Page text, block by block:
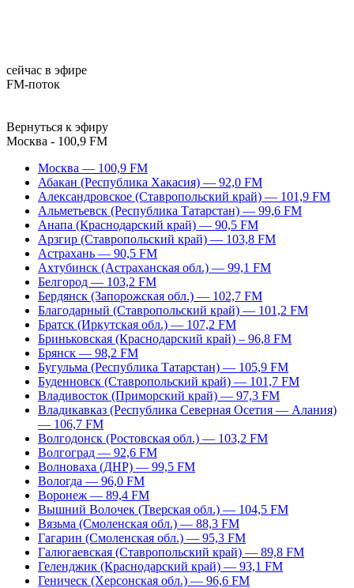
сейчас в эфире
FM-поток
Вернуться к эфиру
Москва - 100,9 FM
Москва — 100,9 FM
Абакан (Республика Хакасия) — 92,0 FM
Александровское (Ставропольский край) — 101,9 FM
Альметьевск (Республика Татарстан) — 99,6 FM
Анапа (Краснодарский край) — 90,5 FM
Арзгир (Ставропольский край) — 103,8 FM
Астрахань — 90,5 FM
Ахтубинск (Астраханская обл.) — 99,1 FM
Белгород — 103,2 FM
Бердянск (Запорожская обл.) — 102,7 FM
Благодарный (Ставропольский край) — 101,2 FM
Братск (Иркутская обл.) — 107,2 FM
Бриньковская (Краснодарский край) – 96,8 FM
Брянск — 98,2 FM
Бугульма (Республика Татарстан) — 105,9 FM
Буденновск (Ставропольский край) — 101,7 FM
Владивосток (Приморский край) — 97,3 FM
Владикавказ (Республика Северная Осетия — Алания)
— 106,7 FM
Волгодонск (Ростовская обл.) — 103,2 FM
Волгоград — 92,6 FM
Волноваха (ДНР) — 99,5 FM
Вологда — 96,0 FM
Воронеж — 89,4 FM
Вышний Волочек (Тверская обл.) — 104,5 FM
Вязьма (Смоленская обл.) — 88,3 FM
Гагарин (Смоленская обл.) — 95,3 FM
Галюгаевская (Ставропольский край) — 89,8 FM
Геленджик (Краснодарский край) — 93,1 FM
Геническ (Херсонская обл.) — 96,6 FM